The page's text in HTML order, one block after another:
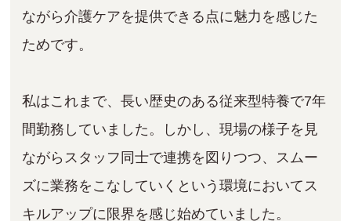
ながら介護ケアを提供できる点に魅力を感じた
ためです。
私はこれまで、長い歴史のある従来型特養で7年
間勤務していました。しかし、現場の様子を見
ながらスタッフ同士で連携を図りつつ、スムー
ズに業務をこなしていくという環境においてス
キルアップに限界を感じ始めていました。